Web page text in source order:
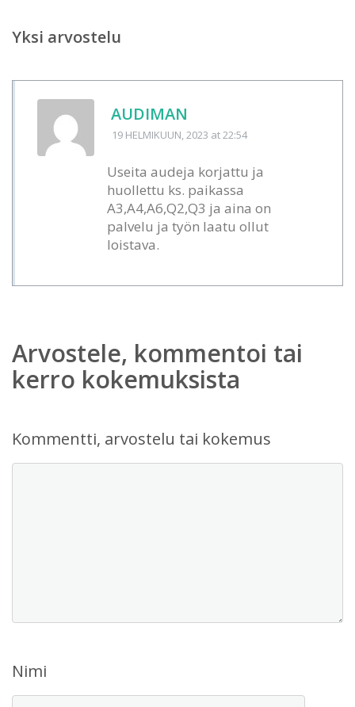
Yksi arvostelu
AUDIMAN
19 HELMIKUUN, 2023 at 22:54
Useita audeja korjattu ja
huollettu ks. paikassa
A3,A4,A6,Q2,Q3 ja aina on
palvelu ja työn laatu ollut
loistava.
Arvostele, kommentoi tai
kerro kokemuksista
Kommentti, arvostelu tai kokemus
Nimi